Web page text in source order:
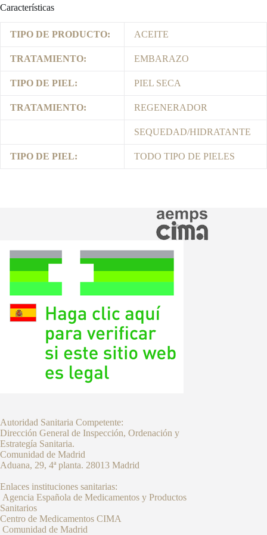
Características
TIPO DE PRODUCTO: ACEITE
TRATAMIENTO: EMBARAZO
TIPO DE PIEL: PIEL SECA
TRATAMIENTO: REGENERADOR
SEQUEDAD/HIDRATANTE
TIPO DE PIEL: TODO TIPO DE PIELES
Autoridad Sanitaria Competente:
Dirección General de Inspección, Ordenación y
Estrategía Sanitaria.
Comunidad de Madrid
Aduana, 29, 4ª planta. 28013 Madrid
Enlaces instituciones sanitarias:
Agencia Española de Medicamentos y Productos
Sanitarios
Centro de Medicamentos CIMA
Comunidad de Madrid